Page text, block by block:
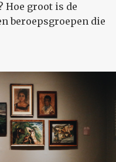
Hoe groot is de
beroepsgroepen die